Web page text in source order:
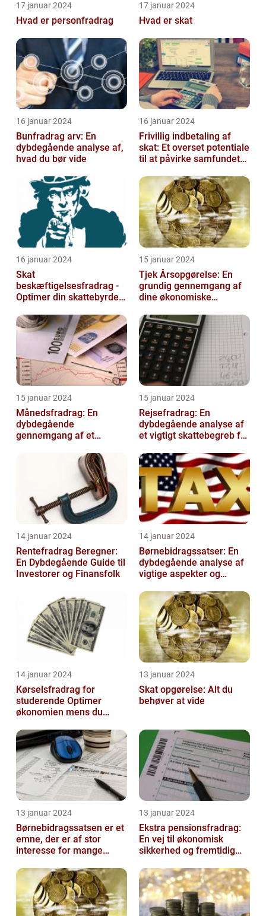
17 januar 2024
Hvad er personfradrag
17 januar 2024
Hvad er skat
16 januar 2024
Bunfradrag arv: En
dybdegående analyse af,
hvad du bør vide
16 januar 2024
Frivillig indbetaling af
skat: Et overset potentiale
til at påvirke samfundet
16 januar 2024
Skat
beskæftigelsesfradrag -
Optimer din skattebyrde
15 januar 2024
Tjek Årsopgørelse: En
grundig gennemgang af
dine økonomiske
15 januar 2024
Månedsfradrag: En
dybdegående
gennemgang af et
investorer og finansfolk
15 januar 2024
Rejsefradrag: En
dybdegående analyse af
et vigtigt skattebegreb for
14 januar 2024
Rentefradrag Beregner:
En Dybdegående Guide til
Investorer og Finansfolk
14 januar 2024
Børnebidragssatser: En
dybdegående analyse af
vigtige aspekter og
14 januar 2024
Kørselsfradrag for
studerende Optimer
økonomien mens du
13 januar 2024
Skat opgørelse: Alt du
behøver at vide
13 januar 2024
Børnebidragssatsen er et
emne, der er af stor
interesse for mange
13 januar 2024
Ekstra pensionsfradrag:
En vej til økonomisk
sikkerhed og fremtidig